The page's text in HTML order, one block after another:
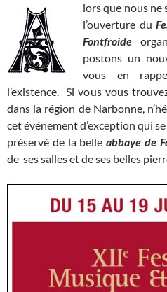
lors que nous ne
l’ouverture du
Fontfroide
postons un
vous en
l’existence. Si vous vous
dans la région de Narbonne,
cet événement d’exception qui
préservé de la belleabbaye de
de ses salles et de ses belles